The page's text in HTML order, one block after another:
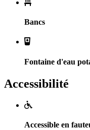
Bancs
Fontaine d'eau
Accessibilité
Accessible en